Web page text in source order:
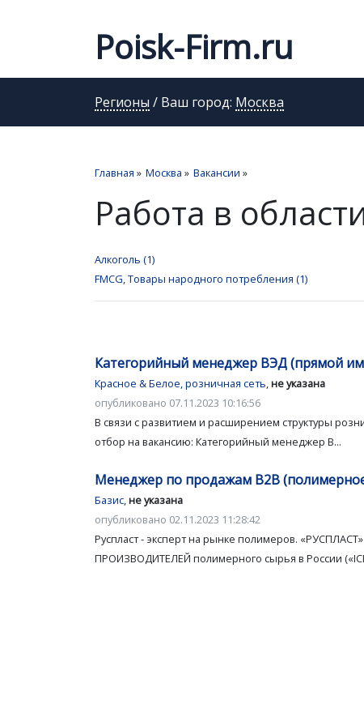
Poisk-Firm.ru
Регионы / Ваш город: Москва
Главная » Москва » Вакансии »
Работа в
Алкоголь (1)
FMCG, Товары народного потребления (1)
Категорийный менеджер ВЭД (прямой
Красное & Белое, розничная сеть,не указана
опубликовано 07.11.2023 10:16:56
В связи с развитием и расширением структуры
отбор на вакансию: Категорийный менеджер В...
Менеджер по продажам B2B
Базис,не указана
опубликовано 02.11.2023 11:28:42
Руспласт - эксперт на рынке полимеров.
ПРОИЗВОДИТЕЛЕЙ полимерного сырья в России